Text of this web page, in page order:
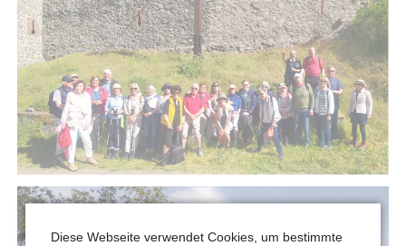
Diese Webseite verwendet Cookies, um bestimmte